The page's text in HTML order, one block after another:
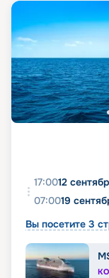
17:0012
07:0019
Вы посетите 3